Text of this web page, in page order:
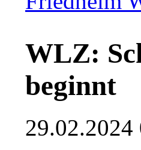
WLZ:
beginnt
29.02.2024